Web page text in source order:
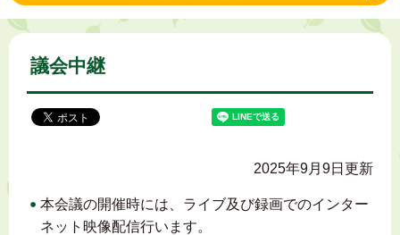
議会中継
2025年9月9日更新
本会議の開催時には、ライブ及び録画でのインター
ネット映像配信行います。